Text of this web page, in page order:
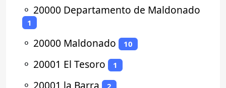
⚬ 20000 Departamento de Maldonado
1
⚬ 20000 Maldonado 10
⚬ 20001 El Tesoro 1